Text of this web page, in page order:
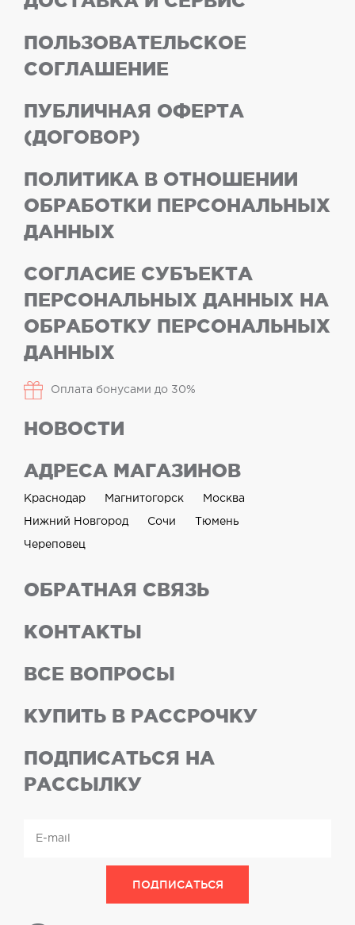
ПОЛЬЗОВАТЕЛЬСКОЕ
СОГЛАШЕНИЕ
ПУБЛИЧНАЯ ОФЕРТА
(ДОГОВОР)
ПОЛИТИКА В ОТНОШЕНИИ
ОБРАБОТКИ ПЕРСОНАЛЬНЫХ
ДАННЫХ
СОГЛАСИЕ СУБЪЕКТА
ПЕРСОНАЛЬНЫХ ДАННЫХ НА
ОБРАБОТКУ ПЕРСОНАЛЬНЫХ
ДАННЫХ
Оплата бонусами до 30%
НОВОСТИ
АДРЕСА МАГАЗИНОВ
Краснодар Магнитогорск Москва
Нижний Новгород Сочи Тюмень
Череповец
ОБРАТНАЯ СВЯЗЬ
КОНТАКТЫ
ВСЕ ВОПРОСЫ
КУПИТЬ В РАССРОЧКУ
ПОДПИСАТЬСЯ НА
РАССЫЛКУ